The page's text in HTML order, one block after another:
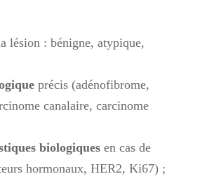
lésion : bénigne, atypique,
précis (adénofibrome,
canalaire, carcinome
biologiquesen cas de
hormonaux, HER2, Ki67) ;